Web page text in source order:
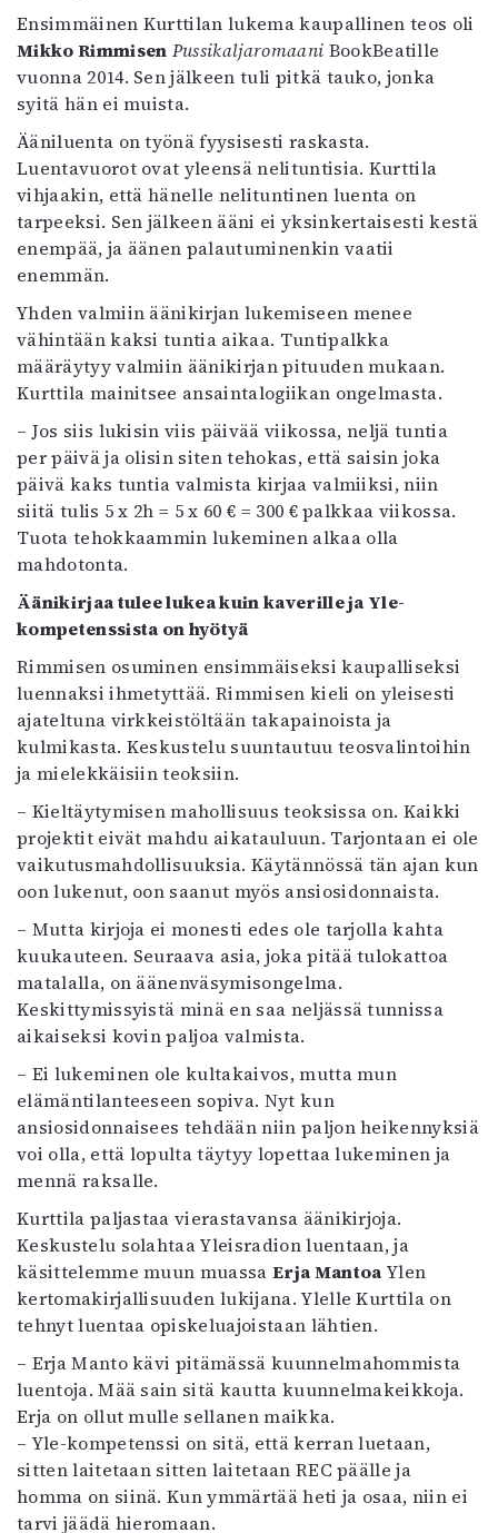
Ensimmäinen Kurttilan lukema kaupallinen teos oli
Mikko Rimmisen Pussikaljaromaani BookBeatille
vuonna 2014. Sen jälkeen tuli pitkä tauko, jonka
syitä hän ei muista.
Ääniluenta on työnä fyysisesti raskasta.
Luentavuorot ovat yleensä nelituntisia. Kurttila
vihjaakin, että hänelle nelituntinen luenta on
tarpeeksi. Sen jälkeen ääni ei yksinkertaisesti kestä
enempää, ja äänen palautuminenkin vaatii
enemmän.
Yhden valmiin äänikirjan lukemiseen menee
vähintään kaksi tuntia aikaa. Tuntipalkka
määräytyy valmiin äänikirjan pituuden mukaan.
Kurttila mainitsee ansaintalogiikan ongelmasta.
– Jos siis lukisin viis päivää viikossa, neljä tuntia
per päivä ja olisin siten tehokas, että saisin joka
päivä kaks tuntia valmista kirjaa valmiiksi, niin
siitä tulis 5 x 2h = 5 x 60 € = 300 € palkkaa viikossa.
Tuota tehokkaammin lukeminen alkaa olla
mahdotonta.
Äänikirjaa tulee lukea kuin kaverille ja Yle-
kompetenssista on hyötyä
Rimmisen osuminen ensimmäiseksi kaupalliseksi
luennaksi ihmetyttää. Rimmisen kieli on yleisesti
ajateltuna virkkeistöltään takapainoista ja
kulmikasta. Keskustelu suuntautuu teosvalintoihin
ja mielekkäisiin teoksiin.
– Kieltäytymisen mahollisuus teoksissa on. Kaikki
projektit eivät mahdu aikatauluun. Tarjontaan ei ole
vaikutusmahdollisuuksia. Käytännössä tän ajan kun
oon lukenut, oon saanut myös ansiosidonnaista.
– Mutta kirjoja ei monesti edes ole tarjolla kahta
kuukauteen. Seuraava asia, joka pitää tulokattoa
matalalla, on äänenväsymisongelma.
Keskittymissyistä minä en saa neljässä tunnissa
aikaiseksi kovin paljoa valmista.
– Ei lukeminen ole kultakaivos, mutta mun
elämäntilanteeseen sopiva. Nyt kun
ansiosidonnaisees tehdään niin paljon heikennyksiä
voi olla, että lopulta täytyy lopettaa lukeminen ja
mennä raksalle.
Kurttila paljastaa vierastavansa äänikirjoja.
Keskustelu solahtaa Yleisradion luentaan, ja
käsittelemme muun muassaErja Mantoa Ylen
kertomakirjallisuuden lukijana. Ylelle Kurttila on
tehnyt luentaa opiskeluajoistaan lähtien.
– Erja Manto kävi pitämässä kuunnelmahommista
luentoja. Mää sain sitä kautta kuunnelmakeikkoja.
Erja on ollut mulle sellanen maikka.
– Yle-kompetenssi on sitä, että kerran luetaan,
sitten laitetaan sitten laitetaan REC päälle ja
homma on siinä. Kun ymmärtää heti ja osaa, niin ei
tarvi jäädä hieromaan.